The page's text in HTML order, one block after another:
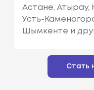
Астане, Атырау,
Усть-
Шымкенте и
Стать